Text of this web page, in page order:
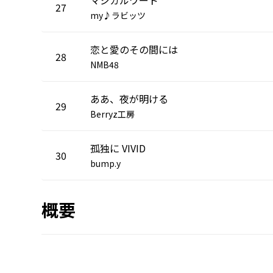
27
my♪ラビッツ
28 恋と愛のその間には
NMB48
29 ああ、夜が明ける
Berryz工房
30 孤独に VIVID
bump.y
概要